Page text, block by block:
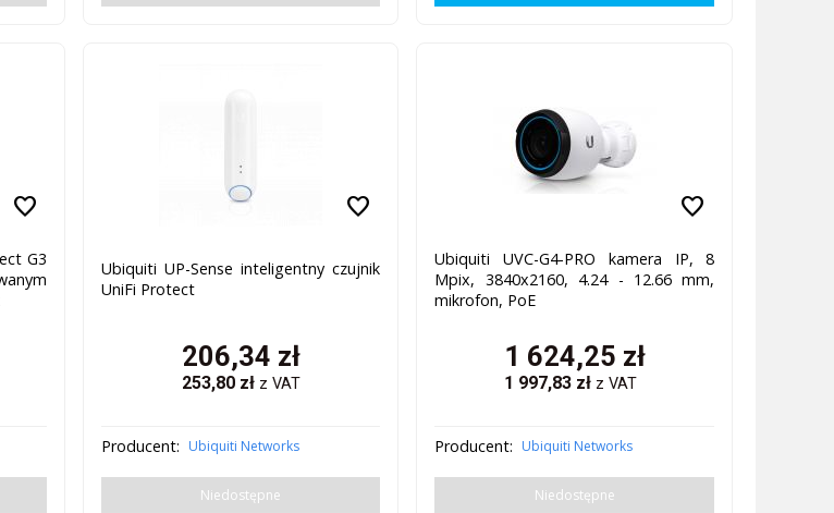
favorite
G3
favorite
Ubiquiti UP-Sense inteligentny czujnik
UniFi Protect
206,34 zł
253,80zł z VAT
Producent: Ubiquiti Networks
Niedostępne
favorite
Ubiquiti UVC-G4-PRO kamera IP, 8
Mpix, 3840x2160, 4.24 - 12.66 mm,
mikrofon, PoE
1 624,25 zł
1 997,83zł z VAT
Producent: Ubiquiti Networks
Niedostępne